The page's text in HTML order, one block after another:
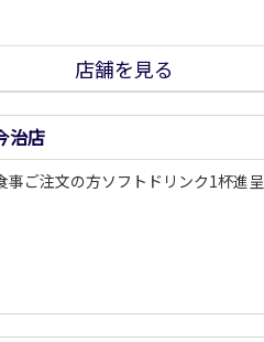
店舗を見る
治店
事ご注文の方ソフトドリンク1杯進呈